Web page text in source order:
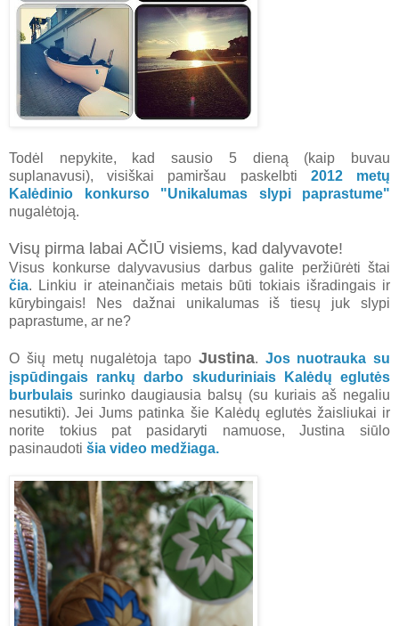
Todėl nepykite, kad sausio 5 dieną (kaip buvau
suplanavusi), visiškai pamiršau paskelbti 2012 metų
Kalėdinio konkurso "Unikalumas slypi paprastume"
nugalėtoją.
Visų pirma labai AČIŪ visiems, kad dalyvavote!
Visus konkurse dalyvavusius darbus galite peržiūrėti štai
čia. Linkiu ir ateinančiais metais būti tokiais išradingais ir
kūrybingais! Nes dažnai unikalumas iš tiesų juk slypi
paprastume, ar ne?
O šių metų nugalėtoja tapo Justina. Jos nuotrauka su
įspūdingais rankų darbo skuduriniais Kalėdų eglutės
burbulais surinko daugiausia balsų (su kuriais aš negaliu
nesutikti). Jei Jums patinka šie Kalėdų eglutės žaisliukai ir
norite tokius pat pasidaryti namuose, Justina siūlo
pasinaudoti šia video medžiaga.